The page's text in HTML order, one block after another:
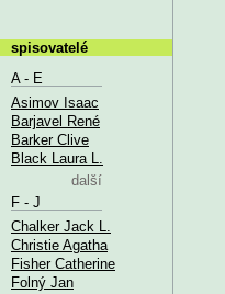
spisovatelé
A - E
Asimov Isaac
Barjavel René
Barker Clive
Black Laura L.
další
F - J
Chalker Jack L.
Christie Agatha
Fisher Catherine
Folný Jan